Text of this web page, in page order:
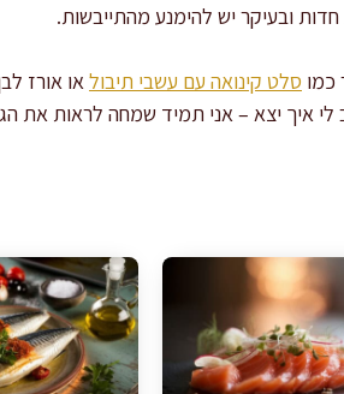
ובעיקר יש להימנע מהתייבשות.
סלט קינואה עם עשבי תיבולאו אורז
לי איך יצא – אני תמיד שמחה לראות את